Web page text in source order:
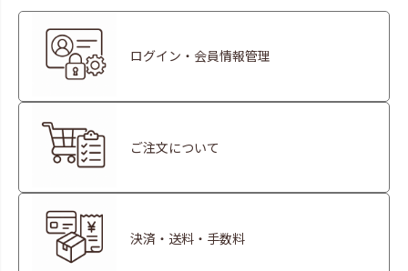
ログイン・会員情報管理
ご注文について
決済・送料・手数料